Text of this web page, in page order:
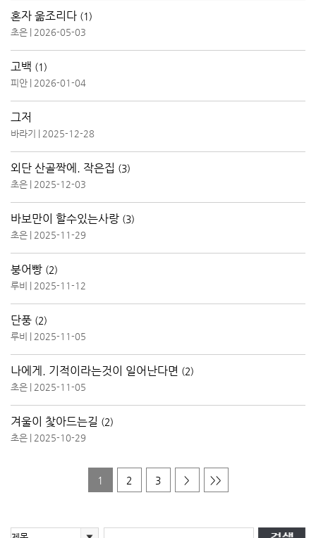
혼자 욺조리다 (1)
초은 2026-05-03
고백 (1)
피안 2026-01-04
그저
바라기 2025-12-28
외단 산골짝에. 작은집 (3)
초은 2025-12-03
바보만이 할수있는사랑 (3)
초은 2025-11-29
붕어빵 (2)
루비 2025-11-12
단풍 (2)
루비 2025-11-05
나에게. 기적이라는것이 일어난다면 (2)
초은 2025-11-05
겨울이 찿아드는길 (2)
초은 2025-10-29
1 2 3 > >>